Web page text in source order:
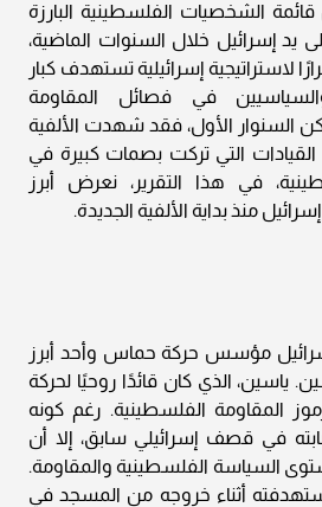
الشخصيات الفلسطينية البارزة
يد إسرائيل خلال السنوات الماضية،
لاستراتيجية إسرائيلية تستهدف كبار
في فصائل المقاومة
السنوار الأول، فقد شهدت الألفية
القيادات التي تركت بصمات كبيرة في
في هذا التقرير، نعرض أبرز
منذ بداية الألفية الجديدة.
اغتالت إسرائيل مؤسس حركة حماس وأحد أبرز
ياسين، الذي كان قائدًا روحيًا لحركة
المقاومة الفلسطينية. رغم كونه
في قصف إسرائيلي سابق، إلا أن
السياسة الفلسطينية والمقاومة.
أثناء خروجه من المسجد في